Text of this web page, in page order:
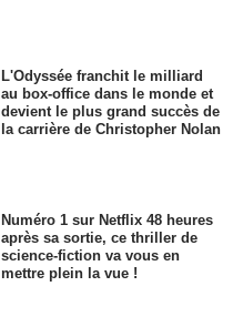
L'Odyssée franchit le milliard
au box-office dans le monde et
devient le plus grand succès de
la carrière de Christopher Nolan
Numéro 1 sur Netflix 48 heures
après sa sortie, ce thriller de
science-fiction va vous en
mettre plein la vue !